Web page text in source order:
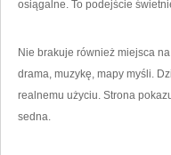
osiągalne. To podejście
Nie brakuje również miejsca
drama, muzykę, mapy myśli.
realnemu użyciu. Strona
sedna.